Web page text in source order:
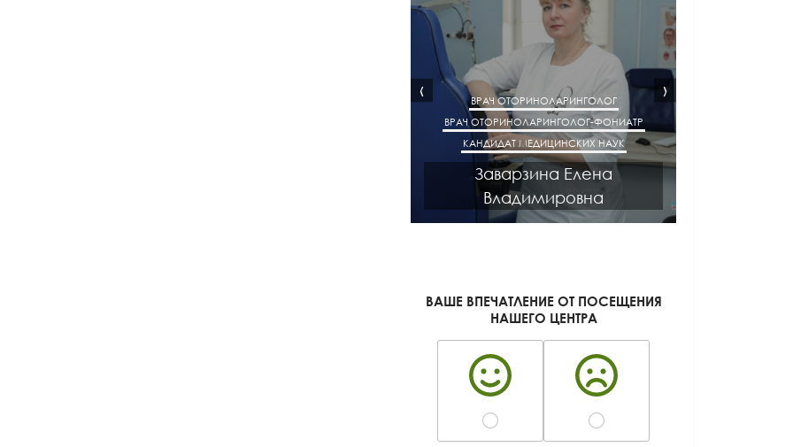
ВРАЧ ОТОРИНОЛАРИНГОЛОГ
ВРАЧ ОТОРИНОЛАРИНГОЛОГ-ФОНИАТР
КАНДИДАТ МЕДИЦИНСКИХ НАУК
Заварзина Елена
Владимировна
‹ ›
ВАШЕ ВПЕЧАТЛЕНИЕ ОТ ПОСЕЩЕНИЯ
НАШЕГО ЦЕНТРА